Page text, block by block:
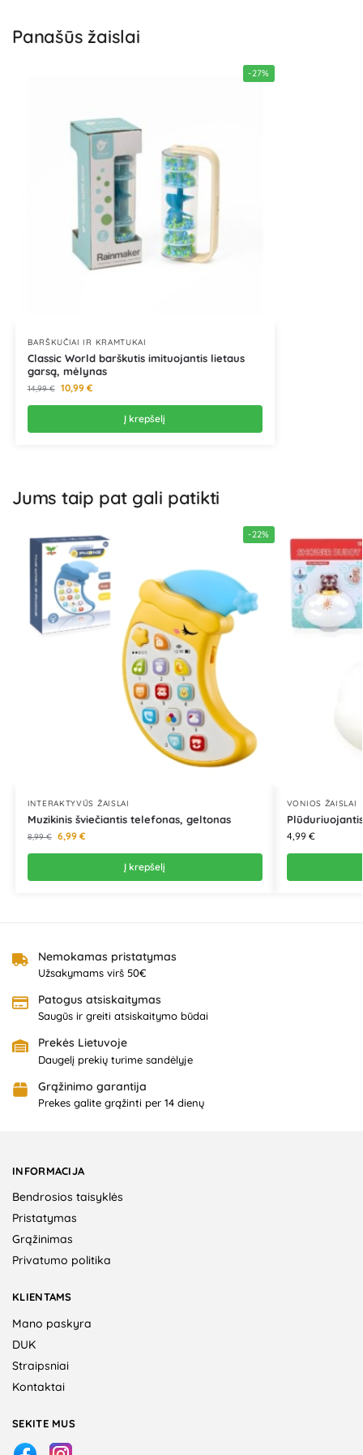
Panašūs žaislai
-27%
BARŠKUČIAI IR KRAMTUKAI
Classic World barškutis imituojantis lietaus
garsą, mėlynas
14,99€ 10,99 €
Į krepšelį
Jums taip pat gali patikti
-22%
INTERAKTYVŪS ŽAISLAI
Muzikinis šviečiantis telefonas, geltonas
8,99€ 6,99 €
Į krepšelį
VONIOS ŽAISLAI
4,99 €
Nemokamas pristatymas
Užsakymams virš 50€
Patogus atsiskaitymas
Saugūs ir greiti atsiskaitymo būdai
Prekės Lietuvoje
Daugelį prekių turime sandėlyje
Grąžinimo garantija
Prekes galite grąžinti per 14 dienų
INFORMACIJA
Bendrosios taisyklės
Pristatymas
Grąžinimas
Privatumo politika
KLIENTAMS
Mano paskyra
DUK
Straipsniai
Kontaktai
SEKITE MUS